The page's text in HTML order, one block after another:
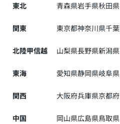
東北 青森県岩手県秋田県
関東 東京都神奈川県千
北陸甲信越 山梨県長野県新潟県
東海 愛知県静岡県岐阜県
関西 大阪府兵庫県京都府
中国 岡山県広島県鳥取県